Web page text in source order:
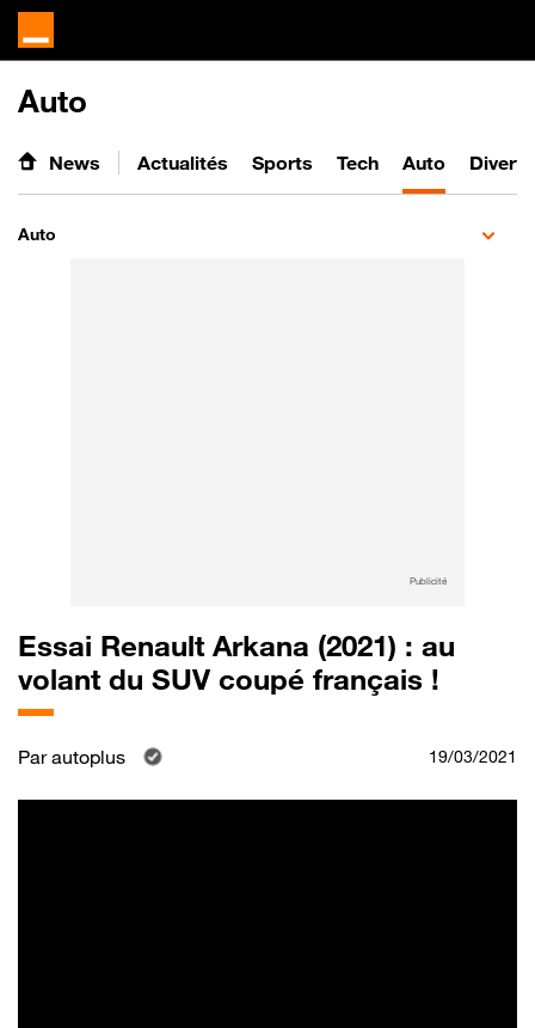
Auto
News Actualités Sports Tech Auto
Auto
Publicité
Essai Renault Arkana (2021) : au
volant du SUV coupé français !
Parautoplus 19/03/2021